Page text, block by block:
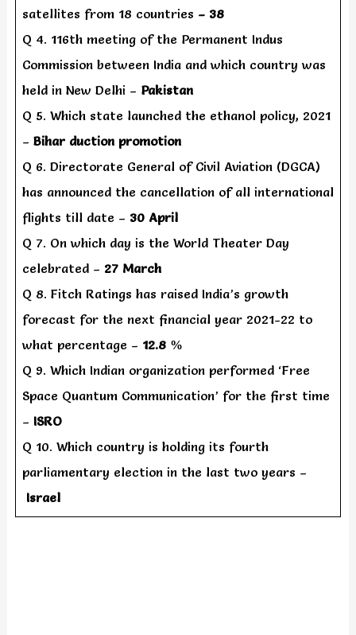
satellites from 18 countries – 38
Q 4. 116th meeting of the Permanent Indus
Commission between India and which country was
held in New Delhi – Pakistan
Q 5. Which state launched the ethanol policy, 2021
– Bihar duction promotion
Q 6. Directorate General of Civil Aviation (DGCA)
has announced the cancellation of all international
flights till date – 30 April
Q 7. On which day is the World Theater Day
celebrated – 27 March
Q 8. Fitch Ratings has raised India’s growth
forecast for the next financial year 2021-22 to
what percentage – 12.8 %
Q 9. Which Indian organization performed ‘Free
Space Quantum Communication’ for the first time
– ISRO
Q 10. Which country is holding its fourth
parliamentary election in the last two years –
Israel